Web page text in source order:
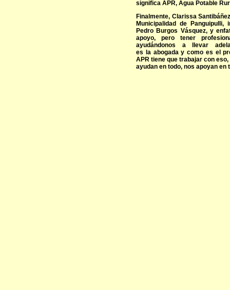
significa APR, Agua Potable
Finalmente, Clarissa
Municipalidad de
Pedro Burgos Vásquez, y
apoyo, pero tener
ayudándonos a llevar
es la abogada y como es el
APR tiene que trabajar con
ayudan en todo, nos apoyan en